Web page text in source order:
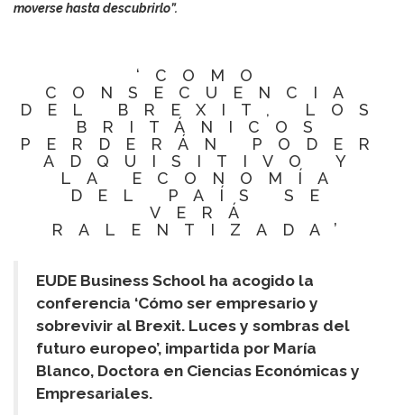
moverse hasta descubrirlo”.
‘COMO
CONSECUENCIA
DEL BREXIT, LOS
BRITÁNICOS
PERDERÁN PODER
ADQUISITIVO Y
LA ECONOMÍA
DEL PAÍS SE
VERÁ
RALENTIZADA’
EUDE Business School ha acogido la
conferencia ‘Cómo ser empresario y
sobrevivir al Brexit. Luces y sombras del
futuro europeo’, impartida por María
Blanco, Doctora en Ciencias Económicas y
Empresariales.